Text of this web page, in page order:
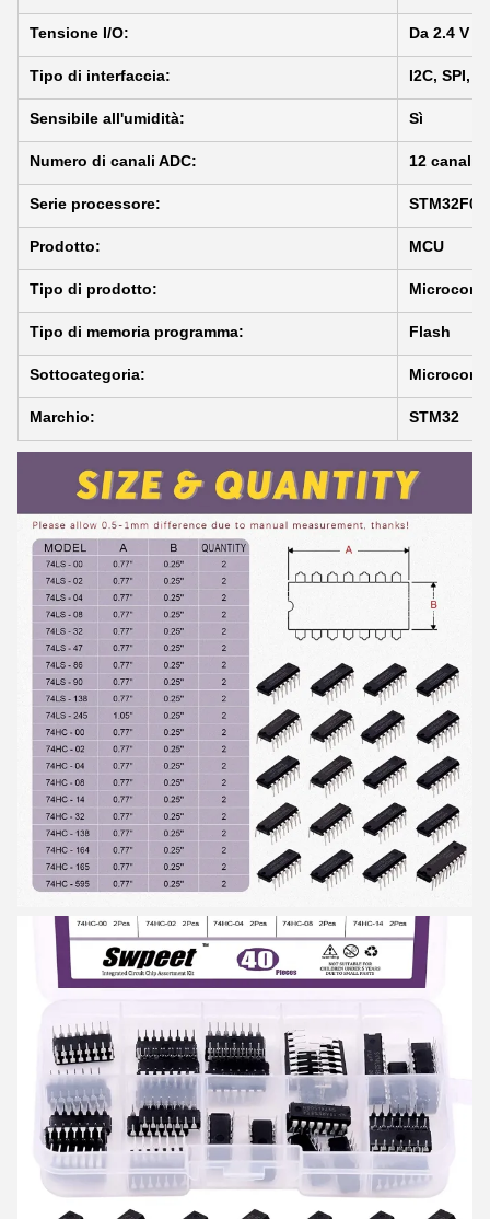
Tensione I/O: Da 2.4 V a
Tipo di interfaccia: I2C, SPI,
Sensibile all'umidità: Sì
Numero di canali ADC: 12 canali
Serie processore:
Prodotto: MCU
Tipo di prodotto:
Tipo di memoria programma: Flash
Sottocategoria:
Marchio: STM32